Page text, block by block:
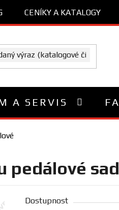
CENÍKY A KATALOGY
A SERVIS
pedálové
Dostupnost